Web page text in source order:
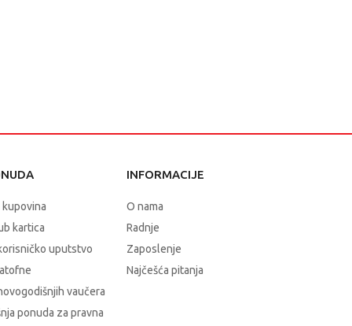
kartica
uputstvo
vaučera
ponuda za pravna
INFORMACIJE
O nama
Radnje
Zaposlenje
Najčešća pitanja